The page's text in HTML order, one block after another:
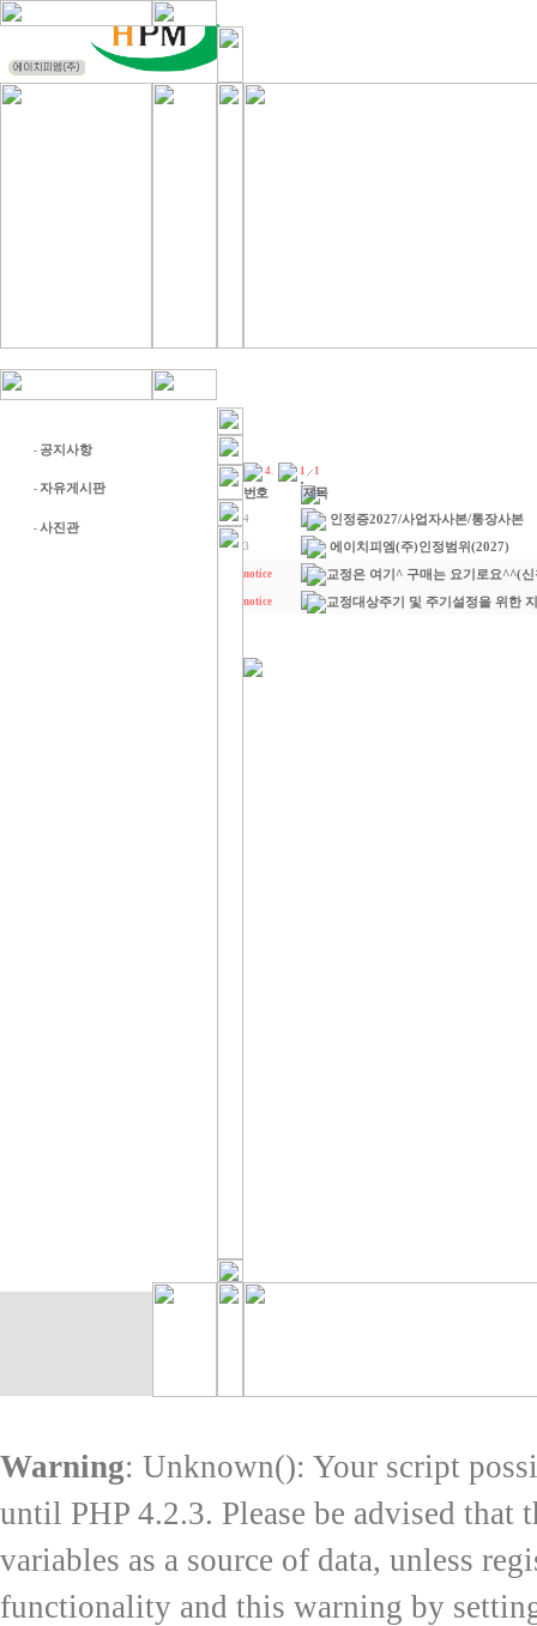
- 공지사항
- 자유게시판
- 사진관
4. 1 1
번호 제목
4 인정증2027/사업자사본/통장사본
3 에이치피엠(주)인정범위(2027)
notice 교정은 여기^ 구매는 요기로요^^(
notice 교정대상주기 및 주기설정을 위한
Warning: Unknown(): Your script
until PHP 4.2.3. Please be advised that
variables as a source of data, unless
functionality and this warning by